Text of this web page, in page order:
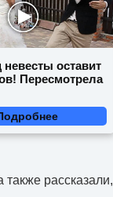
невесты оставит
Пересмотрела
рассказали,